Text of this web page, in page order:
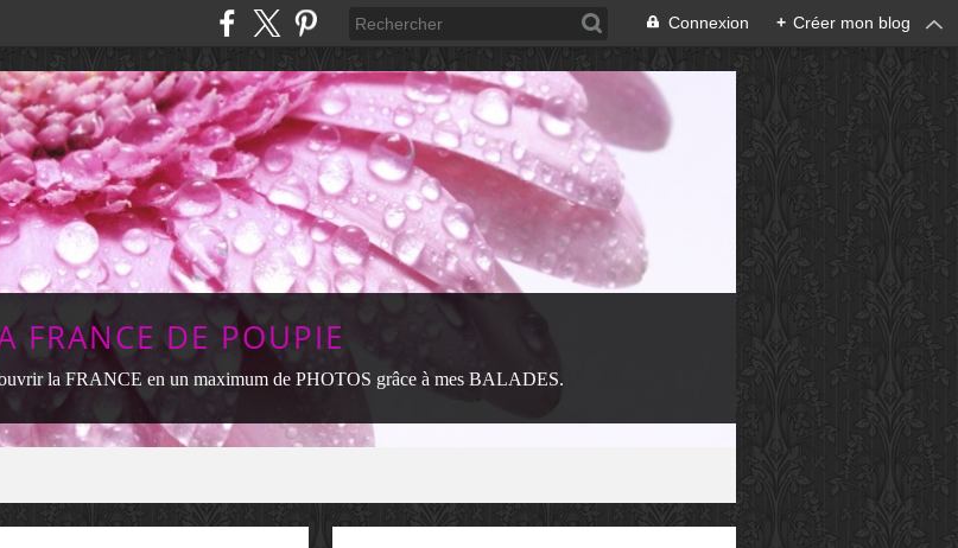
Connexion + Créer mon blog
FRANCE DE POUPIE
la FRANCE en un maximum de PHOTOS grâce à mes BALADES.